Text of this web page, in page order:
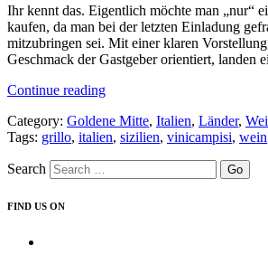
Ihr kennt das. Eigentlich möchte man „nur“
kaufen, da man bei der letzten Einladung
mitzubringen sei. Mit einer klaren
Geschmack der Gastgeber orientiert, landen
Continue reading„The
2018
–
Category: Goldene Mitte, Italien, Länder,
Tags: grillo, italien, sizilien, vinicampisi, wein
Search
FIND US ON